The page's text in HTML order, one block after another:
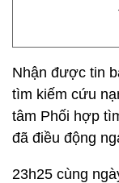
Nhận được tin
tìm kiếm cứu
tâm Phối hợp
đã điều động
23h25 cùng